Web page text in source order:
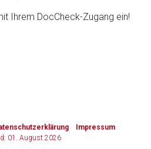
Ihrem DocCheck-Zugang ein!
Impressum
01. August 2026